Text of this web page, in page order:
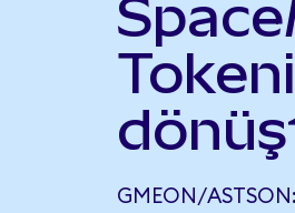
GMEON/